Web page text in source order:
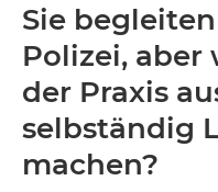
Sie
Polizei, aber
der Praxis
selbständig
machen?